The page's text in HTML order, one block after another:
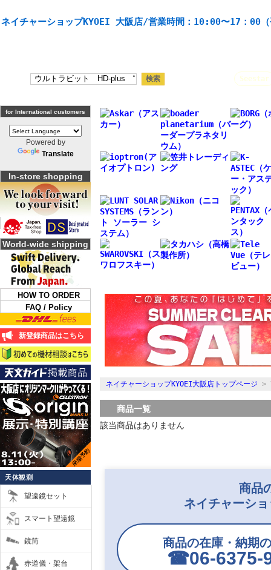
ネイチャーショップKYOEI 大阪店/営業時間：10:00〜17：00（
Seestar
for International customers
Powered by
Translate
In-store shopping
World-wide shipping
HOW TO ORDER
FAQ / Policy
新登録商品はこちら
天体観測
望遠鏡セット
スマート望遠鏡
鏡筒
赤道儀・架台
ネイチャーショップKYOEI大阪店トップページ >
商品一覧
該当商品はありません
商品
ネイチャーシ
商品の在庫・納期
☎︎06-6375-